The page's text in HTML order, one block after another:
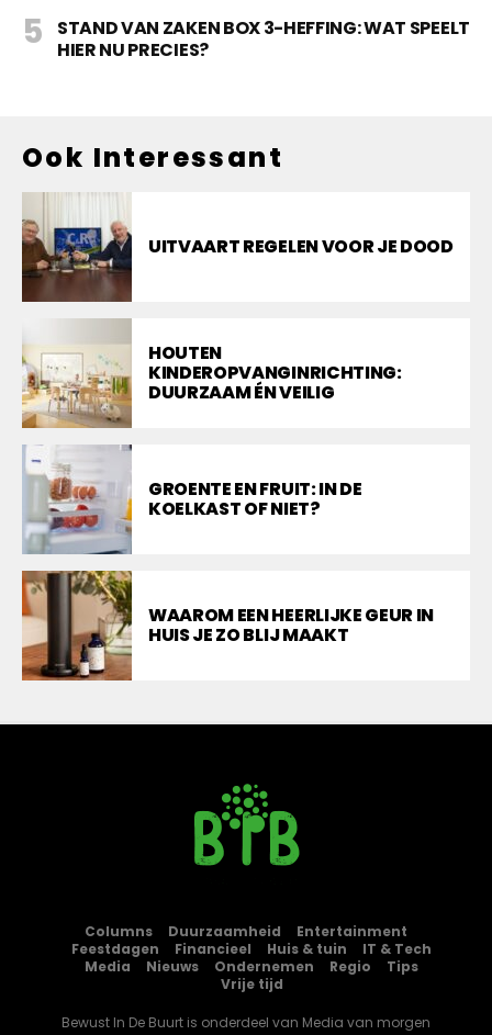
STAND VAN ZAKEN BOX 3-HEFFING: WAT SPEELT
HIER NU PRECIES?
Ook Interessant
UITVAART REGELEN VOOR JE DOOD
HOUTEN
KINDEROPVANGINRICHTING:
DUURZAAM ÉN VEILIG
GROENTE EN FRUIT: IN DE
KOELKAST OF NIET?
WAAROM EEN HEERLIJKE GEUR IN
HUIS JE ZO BLIJ MAAKT
Columns Duurzaamheid
Entertainment
Feestdagen
Financieel Huis & tuin
IT & Tech
Media
Nieuws Ondernemen Regio
Tips
Vrije tijd
Bewust In De Buurt is onderdeel van Media van morgen